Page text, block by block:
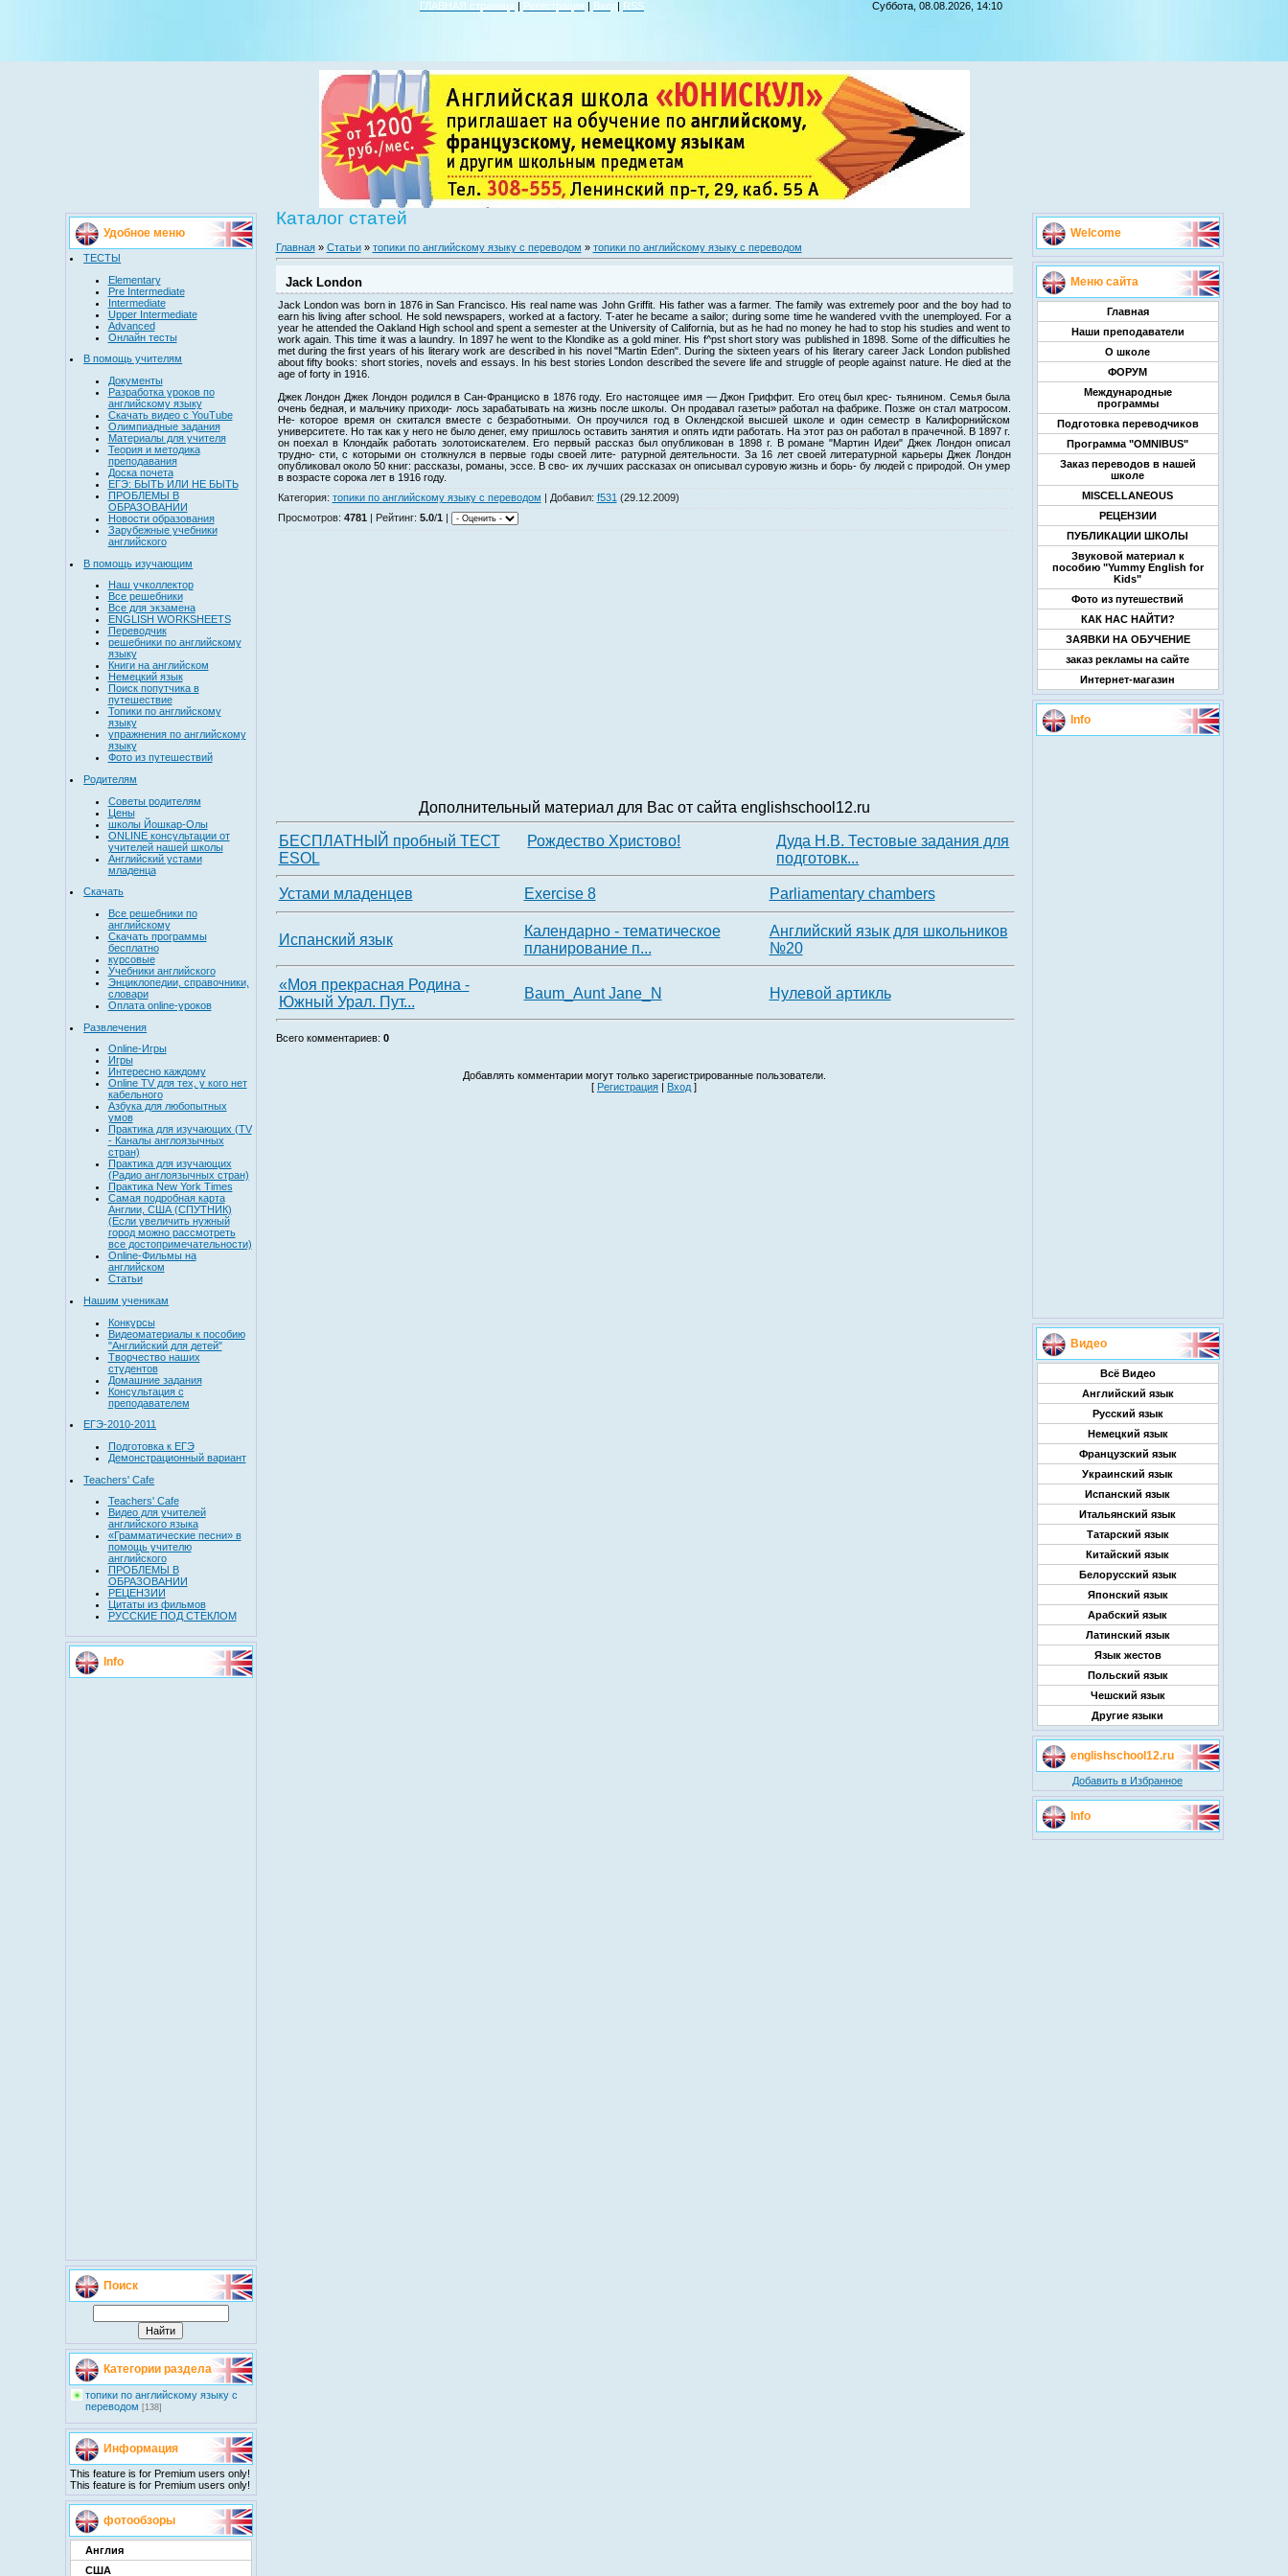
ГЛАВНАЯ страница | Регистрация | Вход| RSS Суббота, 08.08.2026, 14:10
Удобное меню
ТЕСТЫ
Elementary
Pre Intermediate
Intermediate
Upper Intermediate
Advanced
Онлайн тесты
В помощь учителям
Документы
Разработка уроков по
английскому языку
Скачать видео с YouTube
Олимпиадные задания
Материалы для учителя
Теория и методика
преподавания
Доска почета
ЕГЭ: БЫТЬ ИЛИ НЕ БЫТЬ
ПРОБЛЕМЫ В
ОБРАЗОВАНИИ
Новости образования
Зарубежные учебники
английского
В помощь изучающим
Наш учколлектор
Все решебники
Все для экзамена
ENGLISH WORKSHEETS
Переводчик
решебники по английскому
языку
Книги на английском
Немецкий язык
Поиск попутчика в
путешествие
Топики по английскому
языку
упражнения по английскому
языку
Фото из путешествий
Родителям
Советы родителям
Цены
школы Йошкар-Олы
ONLINE консультации от
учителей нашей школы
Английский устами
младенца
Скачать
Все решебники по
английскому
Скачать программы
бесплатно
курсовые
Учебники английского
Энциклопедии, справочники,
словари
Оплата online-уроков
Развлечения
Online-Игры
Игры
Интересно каждому
Online TV для тех, у кого нет
кабельного
Азбука для любопытных
умов
Практика для изучающих (TV
- Каналы англоязычных
стран)
Практика для изучающих
(Радио англоязычных стран)
Практика New York Times
Самая подробная карта
Англии, США (СПУТНИК)
(Если увеличить нужный
город можно рассмотреть
все достопримечательности)
Online-Фильмы на
английском
Статьи
Нашим ученикам
Конкурсы
Видеоматериалы к пособию
"Английский для детей"
Творчество наших
студентов
Домашние задания
Консультация с
преподавателем
ЕГЭ-2010-2011
Подготовка к ЕГЭ
Демонстрационный вариант
Teachers' Cafe
Teachers' Cafe
Видео для учителей
английского языка
«Грамматические песни» в
помощь учителю
английского
ПРОБЛЕМЫ В
ОБРАЗОВАНИИ
РЕЦЕНЗИИ
Цитаты из фильмов
РУССКИЕ ПОД СТЕКЛОМ
Info
Поиск
Категории раздела
топики по английскому языку с
переводом [138]
Информация
This feature is for Premium users only!
This feature is for Premium users only!
фотообзоры
Англия
США
Каталог статей
Главная» Статьи» топики по английскому языку с переводом » топики по английскому языку с переводом
Jack London
Jack London was born in 1876 in San Francisco. His real name was John Griffit. His father was a farmer. The family was extremely poor and the boy had to
earn his living after school. He sold newspapers, worked at a factory. T-ater he became a sailor; during some time he wandered vvith the unemployed. For a
year he attended the Oakland High school and spent a semester at the University of California, but as he had no money he had to stop his studies and went to
work again. This time it was a laundry. In 1897 he went to the Klondike as a gold miner. His f^pst short story was published in 1898. Some of the difficulties he
met during the first years of his literary work are described in his novel "Martin Eden". During the sixteen years of his literary career Jack London published
about fifty books: short stories, novels and essays. In his best stories London described the severe life and struggle of people against nature. He died at the
age of forty in 1916.
Джек Лондон Джек Лондон родился в Сан-Франциско в 1876 году. Его настоящее имя — Джон Гриффит. Его отец был крес- тьянином. Семья была
очень бедная, и мальчику приходи- лось зарабатывать на жизнь после школы. Он продавал газеты» работал на фабрике. Позже он стал матросом.
Не- которое время он скитался вместе с безработными. Он проучился год в Оклендской высшей школе и один семестр в Калифорнийском
университете. Но так как у него не было денег, ему пришлось оставить занятия и опять идти работать. На этот раз он работал в прачечной. В 1897 г.
он поехал в Клондайк работать золотоискателем. Его первый рассказ был опубликован в 1898 г. В романе "Мартин Идеи" Джек Лондон описал
трудно- сти, с которыми он столкнулся в первые годы своей лите- ратурной деятельности. За 16 лет своей литературной карьеры Джек Лондон
опубликовал около 50 книг: рассказы, романы, эссе. В сво- их лучших рассказах он описывал суровую жизнь и борь- бу людей с природой. Он умер
в возрасте сорока лет в 1916 году.
Категория: топики по английскому языку с переводом | Добавил: f531 (29.12.2009)
Просмотров: 4781 | Рейтинг: 5.0/1 |
Дополнительный материал для Вас от сайта englishschool12.ru
БЕСПЛАТНЫЙ пробный ТЕСТ
ESOL
Рождество Христово!
Дуда Н.В. Тестовые задания для
подготовк...
Устами младенцев Exercise 8 Parliamentary chambers
Испанский язык
Календарно - тематическое
планирование п...
Английский язык для школьников
№20
«Моя прекрасная Родина -
Южный Урал. Пут...
Baum_Aunt Jane_N Нулевой артикль
Всего комментариев: 0
Добавлять комментарии могут только зарегистрированные пользователи.
[ Регистрация Вход]
Welcome
Меню сайта
Главная
Наши преподаватели
О школе
ФОРУМ
Международные
программы
Подготовка переводчиков
Программа "OMNIBUS"
Заказ переводов в нашей
школе
MISCELLANEOUS
РЕЦЕНЗИИ
ПУБЛИКАЦИИ ШКОЛЫ
Звуковой материал к
пособию "Yummy English for
Kids"
Фото из путешествий
КАК НАС НАЙТИ?
ЗАЯВКИ НА ОБУЧЕНИЕ
заказ рекламы на сайте
Интернет-магазин
Info
Видео
Всё Видео
Английский язык
Русский язык
Немецкий язык
Французский язык
Украинский язык
Испанский язык
Итальянский язык
Татарский язык
Китайский язык
Белорусский язык
Японский язык
Арабский язык
Латинский язык
Язык жестов
Польский язык
Чешский язык
Другие языки
englishschool12.ru
Добавить в Избранное
Info